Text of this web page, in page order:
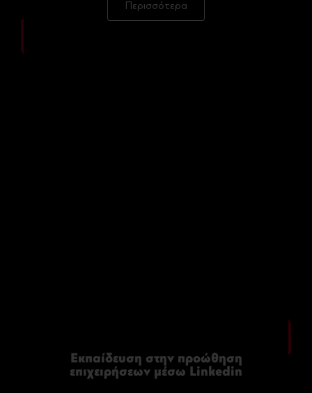
Περισσότερα
Εκπαίδευση στην προώθηση
επιχειρήσεων μέσω Linkedin